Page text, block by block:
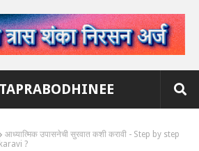
आध्यात्मिक उपासनेची सुरवात कशी करावी - Step by step
?